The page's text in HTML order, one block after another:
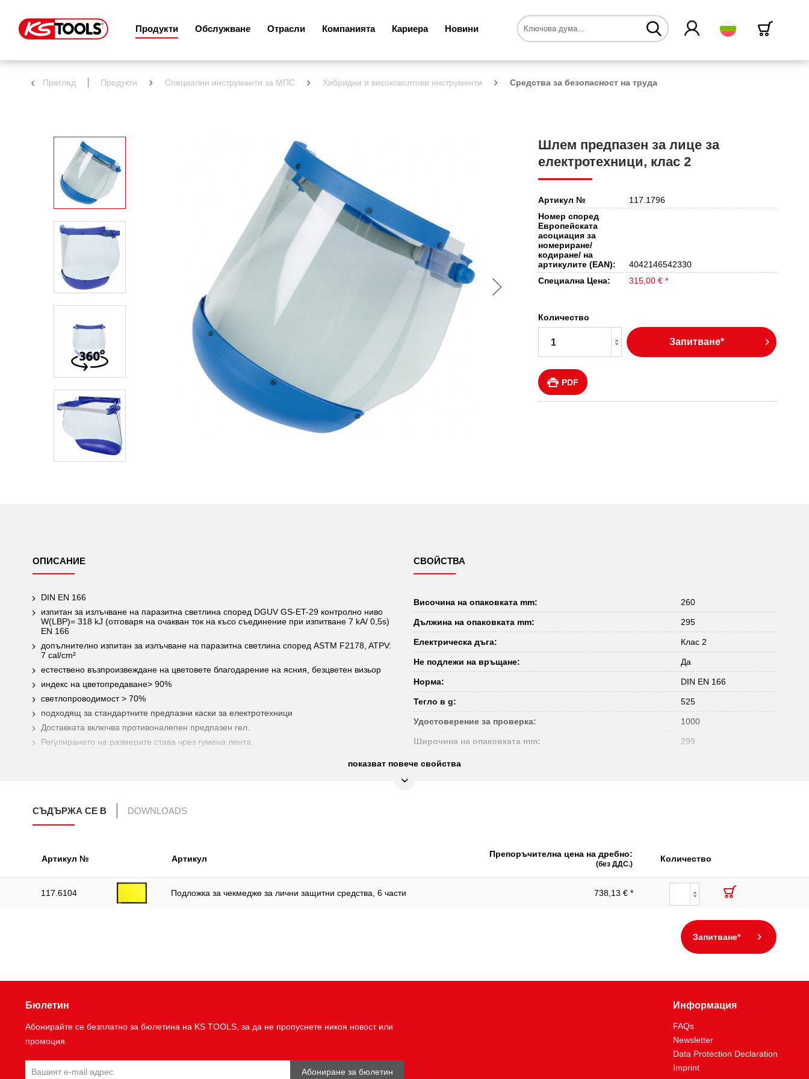
Продукти Обслужване Отрасли Компанията Кариера Новини български
Преглед Продукти Специални инструменти за МПС Хибридни и високоволтови инструменти Средства за безопасност на труда
Шлем предпазен за лице за
електротехници, клас 2
Артикул №
117.1796
Номер според
Европейската
асоциация за
номериране/
кодиране/ на
артикулите (EAN):
4042146542330
Специална Цена:
315,00 € *
Количество
Запитване*
PDF
ОПИСАНИЕ
DIN EN 166
изпитан за излъчване на паразитна светлина според DGUV GS-ET-29 контролно ниво
W(LBP)= 318 kJ (отговаря на очакван ток на късо съединение при изпитване 7 kA/ 0,5s)
EN 166
допълнително изпитан за излъчване на паразитна светлина според ASTM F2178, ATPV:
7 cal/cm²
естествено възпроизвеждане на цветовете благодарение на ясния, безцветен визьор
индекс на цветопредаване> 90%
светлопроводимост > 70%
подходящ за стандартните предпазни каски за електротехници
Доставката включва противоналепен предпазен гел.
Регулирането на размерите става чрез гумена лента.
СВОЙСТВА
Височина на опаковката mm: 260
Дължина на опаковката mm: 295
Електрическа дъга: Клас 2
Не подлежи на връщане: Да
Норма: DIN EN 166
Тегло в g: 525
Удостоверение за проверка: 1000
Широчина на опаковката mm: 299
показват повече свойства
СЪДЪРЖА СЕ В DOWNLOADS
Артикул № Артикул Препоръчителна цена на дребно:
(без ДДС.)
Количество
117.6104 Подложка за чекмедже за лични защитни средства, 6 части 738,13 € *
Запитване*
Бюлетин
Абонирайте се безплатно за бюлетина на KS TOOLS, за да не пропуснете никоя новост или
промоция.
Абониране за бюлетин
Информация
FAQs
Newsletter
Data Protection Declaration
Imprint